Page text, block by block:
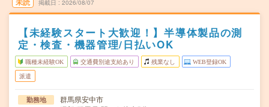
掲載日 2026/08/07
【未経験スタート大歓迎！】半導体製品の測
定・検査・機器管理/日払いOK
職種未経験OK 交通費別途支給あり 残業なし WEB登録OK
派遣
勤務地
群馬県安中市